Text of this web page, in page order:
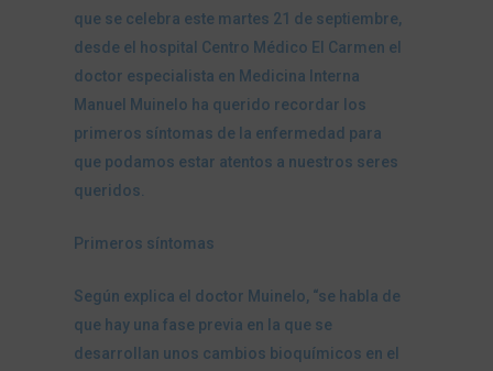
que se celebra este martes 21 de septiembre,
desde el hospital Centro Médico El Carmen el
doctor especialista en Medicina Interna
Manuel Muinelo ha querido recordar los
primeros síntomas de la enfermedad para
que podamos estar atentos a nuestros seres
queridos.
Primeros síntomas
Según explica el doctor Muinelo, “se habla de
que hay una fase previa en la que se
desarrollan unos cambios bioquímicos en el